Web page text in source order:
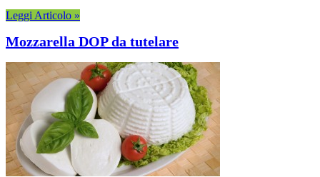
Leggi Articolo »
Mozzarella DOP da tutelare